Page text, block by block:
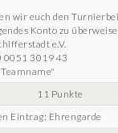
wir euch den
Konto zu
e.V.
0051 3019 43
11 Punkte
Eintrag: Ehrengarde